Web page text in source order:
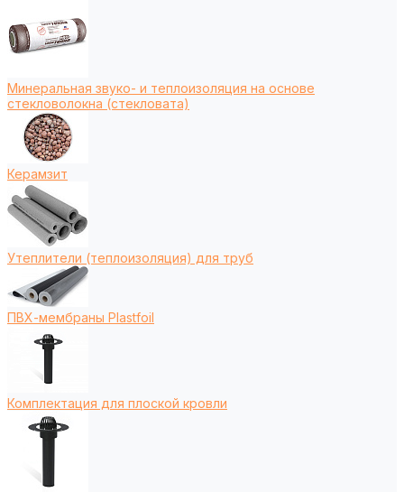
Минеральная звуко- и теплоизоляция на основе
стекловолокна (стекловата)
Керамзит
Утеплители (теплоизоляция) для труб
ПВХ-мембраны Plastfoil
Комплектация для плоской кровли